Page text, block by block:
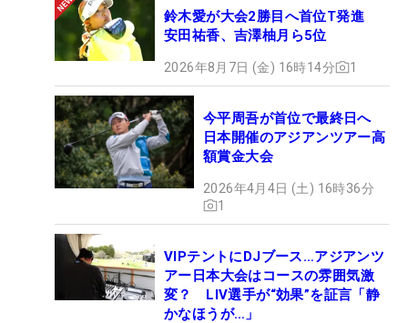
鈴木愛が大会2勝目へ首位T発進
安田祐香、吉澤柚月ら5位
2026年8月7日 (金) 16時14分 1
今平周吾が首位で最終日へ
日本開催のアジアンツアー高
額賞金大会
2026年4月4日 (土) 16時36分
1
VIPテントにDJブース…アジアンツ
アー日本大会はコースの雰囲気激
変？ LIV選手が“効果”を証言「静
かなほうが…」